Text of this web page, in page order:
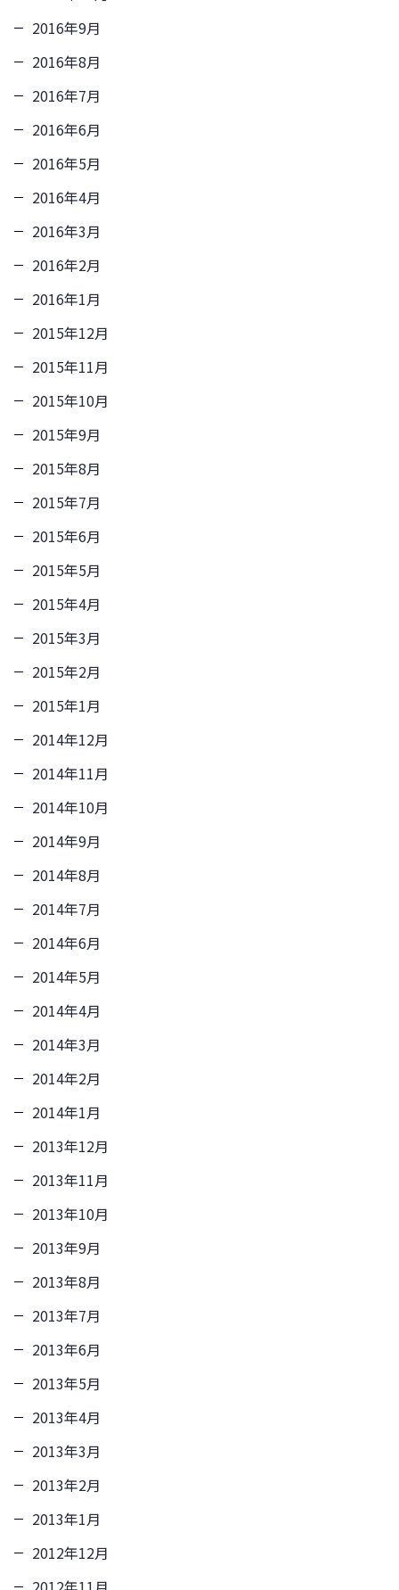
2016年9月
2016年8月
2016年7月
2016年6月
2016年5月
2016年4月
2016年3月
2016年2月
2016年1月
2015年12月
2015年11月
2015年10月
2015年9月
2015年8月
2015年7月
2015年6月
2015年5月
2015年4月
2015年3月
2015年2月
2015年1月
2014年12月
2014年11月
2014年10月
2014年9月
2014年8月
2014年7月
2014年6月
2014年5月
2014年4月
2014年3月
2014年2月
2014年1月
2013年12月
2013年11月
2013年10月
2013年9月
2013年8月
2013年7月
2013年6月
2013年5月
2013年4月
2013年3月
2013年2月
2013年1月
2012年12月